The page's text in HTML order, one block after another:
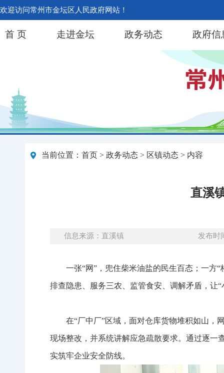
欢迎访问常州市金坛区人民政府网站！
首 页 走进金坛 政务动态 政府信
当前位置： 首页 > 政务动态 > 区镇动态 > 内容
直溪
信息来源：直溪镇 发布时
一张“网”，兜住柴米油盐的民生百态；一方
排查隐患、服务三农、监管食安、调解矛盾，让
在“厂中厂”区域，面对仓库货物堆积如山，
现场整改，并系统讲解应急疏散要求。通过逐一
实筑牢企业安全防线。